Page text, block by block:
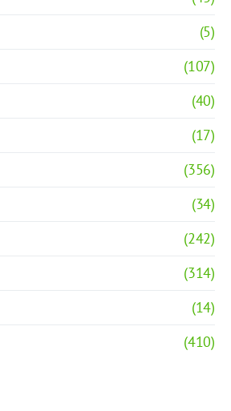
(5)
(107)
(40)
(17)
(356)
(34)
(242)
(314)
(14)
(410)